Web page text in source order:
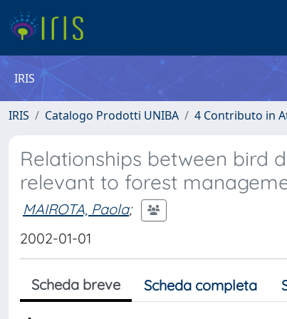
IRIS
IRIS Catalogo Prodotti UNIBA 4 Contributo in
Relationships between bird
relevant to forest
MAIROTA, Paola;
2002-01-01
Scheda breve Scheda completa